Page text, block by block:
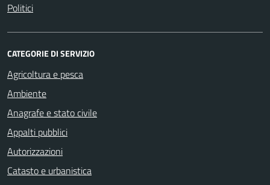
Politici
CATEGORIE DI SERVIZIO
Agricoltura e pesca
Ambiente
Anagrafe e stato civile
Appalti pubblici
Autorizzazioni
Catasto e urbanistica